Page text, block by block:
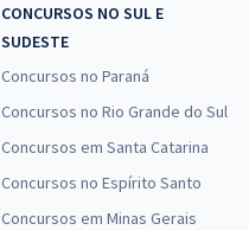
CONCURSOS NO SUL E
SUDESTE
Concursos no Paraná
Concursos no Rio Grande do Sul
Concursos em Santa Catarina
Concursos no Espírito Santo
Concursos em Minas Gerais